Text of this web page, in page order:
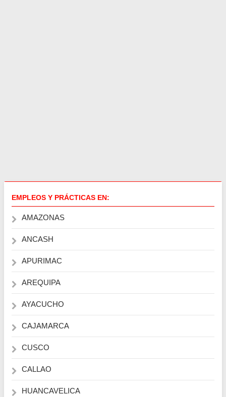
EMPLEOS Y PRÁCTICAS EN:
AMAZONAS
ANCASH
APURIMAC
AREQUIPA
AYACUCHO
CAJAMARCA
CUSCO
CALLAO
HUANCAVELICA